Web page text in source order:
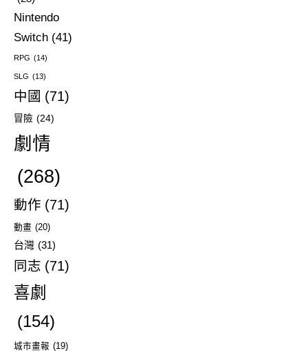
Nintendo
Switch (41)
RPG (14)
SLG (13)
中國 (71)
冒險 (24)
劇情
(268)
動作 (71)
動畫 (20)
台灣 (31)
同志 (71)
喜劇
(154)
城市畫報 (19)